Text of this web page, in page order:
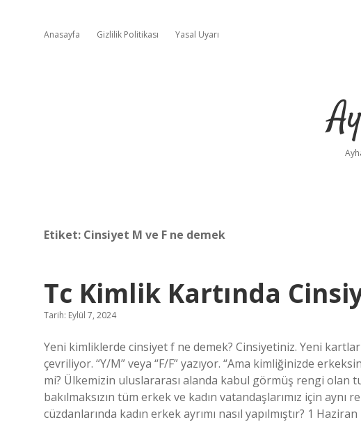
Anasayfa Gizlilik Politikası Yasal Uyarı
Etiket: Cinsiyet M ve F ne demek
Tc Kimlik Kartında
Tarih: Eylül 7, 2024
Yeni kimliklerde cinsiyet f ne demek? Cinsiyetiniz. Yeni
çevriliyor. “Y/M” veya “F/F” yazıyor. “Ama kimliğinizde
mi? Ülkemizin uluslararası alanda kabul görmüş rengi olan
bakılmaksızın tüm erkek ve kadın vatandaşlarımız için
cüzdanlarında kadın erkek ayrımı nasıl yapılmıştır? 1